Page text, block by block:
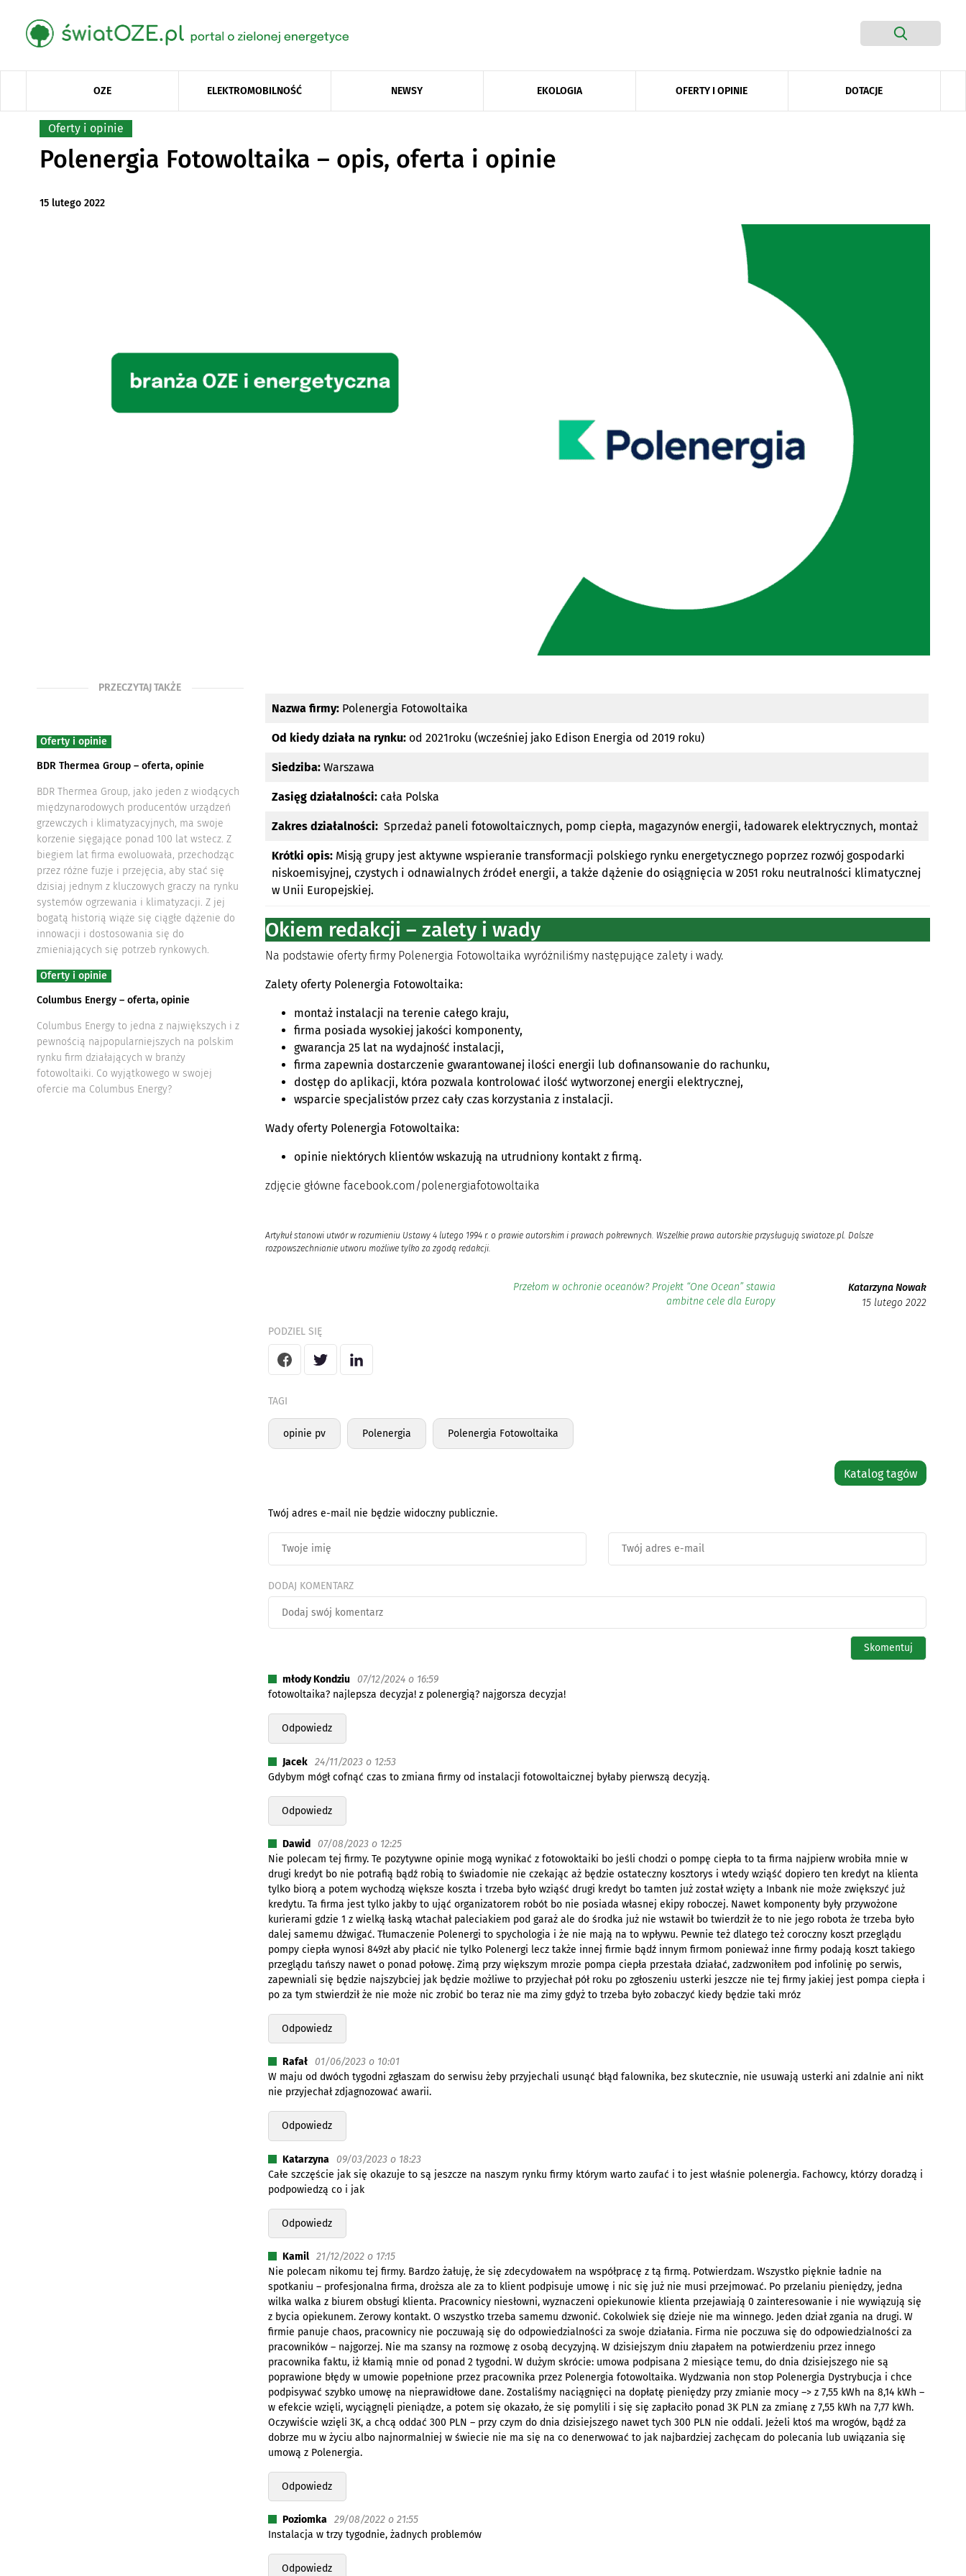
OZE ELEKTROMOBILNOŚĆ NEWSY EKOLOGIA OFERTY I OPINIE DOTACJE
Oferty i opinie
Polenergia Fotowoltaika – opis, oferta i opinie
15 lutego 2022
PRZECZYTAJ TAKŻE
Oferty i opinie
BDR Thermea Group – oferta, opinie
BDR Thermea Group, jako jeden z wiodących
międzynarodowych producentów urządzeń
grzewczych i klimatyzacyjnych, ma swoje
korzenie sięgające ponad 100 lat wstecz. Z
biegiem lat firma ewoluowała, przechodząc
przez różne fuzje i przejęcia, aby stać się
dzisiaj jednym z kluczowych graczy na rynku
systemów ogrzewania i klimatyzacji. Z jej
bogatą historią wiąże się ciągłe dążenie do
innowacji i dostosowania się do
zmieniających się potrzeb rynkowych.
Oferty i opinie
Columbus Energy – oferta, opinie
Columbus Energy to jedna z największych i z
pewnością najpopularniejszych na polskim
rynku firm działających w branży
fotowoltaiki. Co wyjątkowego w swojej
ofercie ma Columbus Energy?
Nazwa firmy:Polenergia Fotowoltaika
Od kiedy działa na rynku:od 2021roku (wcześniej jako Edison Energia od 2019 roku)
Siedziba:Warszawa
Zasięg działalności:cała Polska
Zakres działalności: Sprzedaż paneli fotowoltaicznych, pomp ciepła, magazynów energii, ładowarek elektrycznych, montaż
Krótki opis: Misją grupy jest aktywne wspieranie transformacji polskiego rynku energetycznego poprzez rozwój gospodarki
niskoemisyjnej, czystych i odnawialnych źródeł energii, a także dążenie do osiągnięcia w 2051 roku neutralności klimatycznej
w Unii Europejskiej.
Okiem redakcji – zalety i wady
Na podstawie oferty firmy Polenergia Fotowoltaika wyróżniliśmy następujące zalety i wady.
Zalety oferty Polenergia Fotowoltaika:
montaż instalacji na terenie całego kraju,
firma posiada wysokiej jakości komponenty,
gwarancja 25 lat na wydajność instalacji,
firma zapewnia dostarczenie gwarantowanej ilości energii lub dofinansowanie do rachunku,
dostęp do aplikacji, która pozwala kontrolować ilość wytworzonej energii elektrycznej,
wsparcie specjalistów przez cały czas korzystania z instalacji.
Wady oferty Polenergia Fotowoltaika:
opinie niektórych klientów wskazują na utrudniony kontakt z firmą.
zdjęcie główne facebook.com/polenergiafotowoltaika
Artykuł stanowi utwór w rozumieniu Ustawy 4 lutego 1994 r. o prawie autorskim i prawach pokrewnych. Wszelkie prawa autorskie przysługują swiatoze.pl. Dalsze
rozpowszechnianie utworu możliwe tylko za zgodą redakcji.
Przełom w ochronie oceanów? Projekt “One Ocean” stawia
ambitne cele dla Europy
Katarzyna Nowak
15 lutego 2022
PODZIEL SIĘ
TAGI
opinie pv Polenergia Polenergia Fotowoltaika
Katalog tagów
Twój adres e-mail nie będzie widoczny publicznie.
DODAJ KOMENTARZ
młody Kondziu 07/12/2024 o 16:59
fotowoltaika? najlepsza decyzja! z polenergią? najgorsza decyzja!
Odpowiedz
Jacek 24/11/2023 o 12:53
Gdybym mógł cofnąć czas to zmiana firmy od instalacji fotowoltaicznej byłaby pierwszą decyzją.
Odpowiedz
Dawid
07/08/2023 o 12:25
Nie polecam tej firmy. Te pozytywne opinie mogą wynikać z fotowoktaiki bo jeśli chodzi o pompę ciepła to ta firma najpierw wrobiła mnie w
drugi kredyt bo nie potrafią bądź robią to świadomie nie czekając aż będzie ostateczny kosztorys i wtedy wziąść dopiero ten kredyt na klienta
tylko biorą a potem wychodzą większe koszta i trzeba było wziąść drugi kredyt bo tamten już został wzięty a Inbank nie może zwiększyć już
kredytu. Ta firma jest tylko jakby to ująć organizatorem robót bo nie posiada własnej ekipy roboczej. Nawet komponenty były przywożone
kurierami gdzie 1 z wielką łaską wtachał paleciakiem pod garaż ale do środka już nie wstawił bo twierdził że to nie jego robota że trzeba było
dalej samemu dźwigać. Tłumaczenie Polenergi to spychologia i że nie mają na to wpływu. Pewnie też dlatego też coroczny koszt przeglądu
pompy ciepła wynosi 849zł aby płacić nie tylko Polenergi lecz także innej firmie bądź innym firmom ponieważ inne firmy podają koszt takiego
przeglądu tańszy nawet o ponad połowę. Zimą przy większym mrozie pompa ciepła przestała działać, zadzwoniłem pod infolinię po serwis,
zapewniali się będzie najszybciej jak będzie możliwe to przyjechał pół roku po zgłoszeniu usterki jeszcze nie tej firmy jakiej jest pompa ciepła i
po za tym stwierdził że nie może nic zrobić bo teraz nie ma zimy gdyż to trzeba było zobaczyć kiedy będzie taki mróz
Odpowiedz
Rafał 01/06/2023 o 10:01
W maju od dwóch tygodni zgłaszam do serwisu żeby przyjechali usunąć błąd falownika, bez skutecznie, nie usuwają usterki ani zdalnie ani nikt
nie przyjechał zdjagnozować awarii.
Odpowiedz
Katarzyna 09/03/2023 o 18:23
Całe szczęście jak się okazuje to są jeszcze na naszym rynku firmy którym warto zaufać i to jest właśnie polenergia. Fachowcy, którzy doradzą i
podpowiedzą co i jak
Odpowiedz
Kamil 21/12/2022 o 17:15
Nie polecam nikomu tej firmy. Bardzo żałuję, że się zdecydowałem na współpracę z tą firmą. Potwierdzam. Wszystko pięknie ładnie na
spotkaniu – profesjonalna firma, droższa ale za to klient podpisuje umowę i nic się już nie musi przejmować. Po przelaniu pieniędzy, jedna
wilka walka z biurem obsługi klienta. Pracownicy niesłowni, wyznaczeni opiekunowie klienta przejawiają 0 zainteresowanie i nie wywiązują się
z bycia opiekunem. Zerowy kontakt. O wszystko trzeba samemu dzwonić. Cokolwiek się dzieje nie ma winnego. Jeden dział zgania na drugi. W
firmie panuje chaos, pracownicy nie poczuwają się do odpowiedzialności za swoje działania. Firma nie poczuwa się do odpowiedzialności za
pracowników – najgorzej. Nie ma szansy na rozmowę z osobą decyzyjną. W dzisiejszym dniu złapałem na potwierdzeniu przez innego
pracownika faktu, iż kłamią mnie od ponad 2 tygodni. W dużym skrócie: umowa podpisana 2 miesiące temu, do dnia dzisiejszego nie są
poprawione błędy w umowie popełnione przez pracownika przez Polenergia fotowoltaika. Wydzwania non stop Polenergia Dystrybucja i chce
podpisywać szybko umowę na nieprawidłowe dane. Zostaliśmy naciągnięci na dopłatę pieniędzy przy zmianie mocy –> z 7,55 kWh na 8,14 kWh –
w efekcie wzięli, wyciągnęli pieniądze, a potem się okazało, że się pomylili i się się zapłaciło ponad 3K PLN za zmianę z 7,55 kWh na 7,77 kWh.
Oczywiście wzięli 3K, a chcą oddać 300 PLN – przy czym do dnia dzisiejszego nawet tych 300 PLN nie oddali. Jeżeli ktoś ma wrogów, bądź za
dobrze mu w życiu albo najnormalniej w świecie nie ma się na co denerwować to jak najbardziej zachęcam do polecania lub uwiązania się
umową z Polenergia.
Odpowiedz
Poziomka 29/08/2022 o 21:55
Instalacja w trzy tygodnie, żadnych problemów
Odpowiedz